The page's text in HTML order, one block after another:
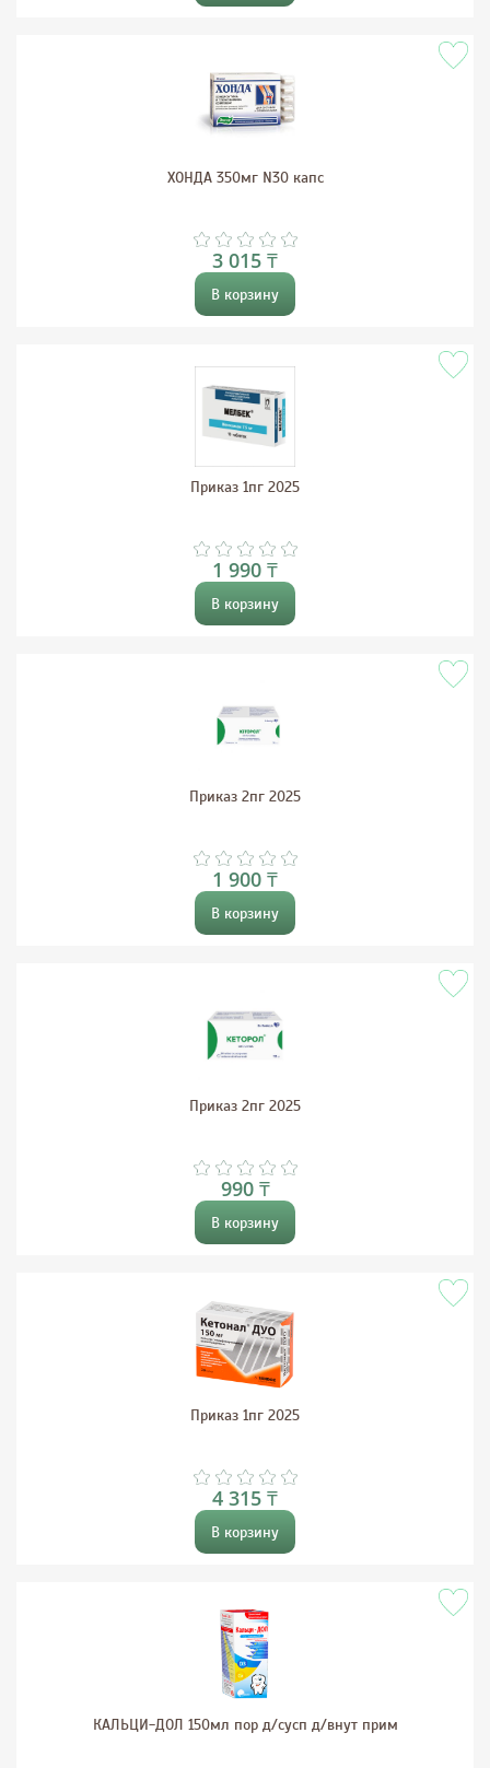
ХОНДА 350мг N30 капс
3 015 ₸
В корзину
Приказ 1пг 2025
1 990 ₸
В корзину
Приказ 2пг 2025
1 900 ₸
В корзину
Приказ 2пг 2025
990 ₸
В корзину
Приказ 1пг 2025
4 315 ₸
В корзину
КАЛЬЦИ-ДОЛ 150мл пор д/сусп д/внут прим